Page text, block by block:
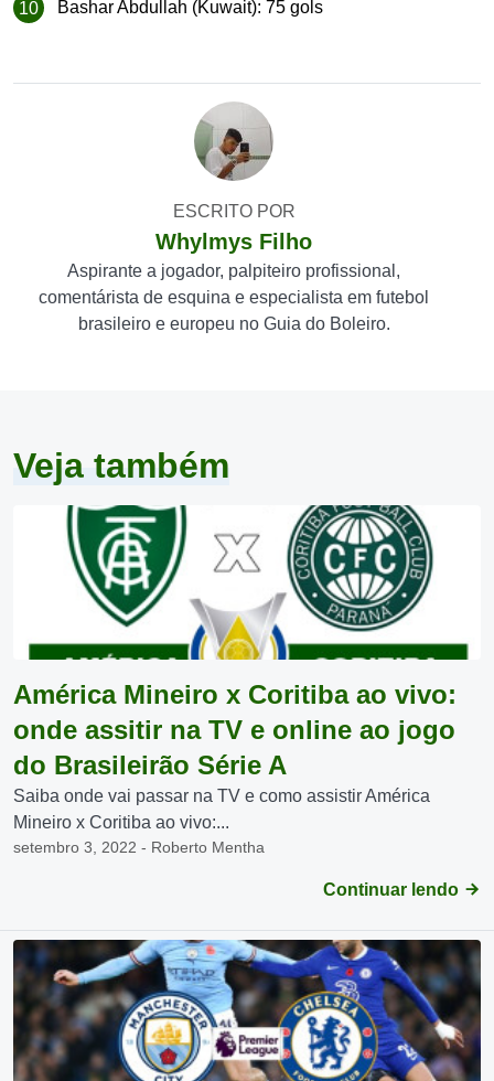
Bashar Abdullah (Kuwait): 75 gols
ESCRITO POR
Whylmys Filho
Aspirante a jogador, palpiteiro profissional,
comentárista de esquina e especialista em futebol
brasileiro e europeu no Guia do Boleiro.
Veja também
América Mineiro x Coritiba ao vivo:
onde assitir na TV e online ao jogo
do Brasileirão Série A
Saiba onde vai passar na TV e como assistir América
Mineiro x Coritiba ao vivo:...
setembro 3, 2022 - Roberto Mentha
Continuar lendo